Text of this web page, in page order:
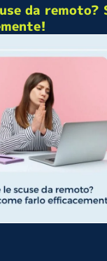
da remoto?